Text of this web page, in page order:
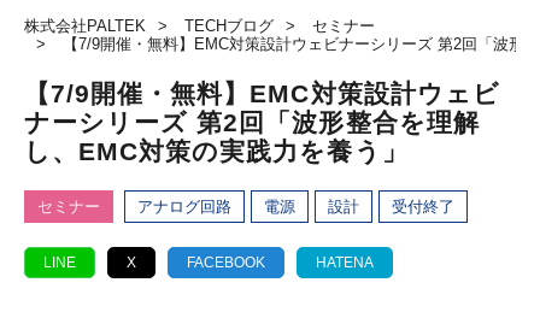
株式会社PALTEK TECHブログ
セミナー
【7/9開催・無料】EMC対策設計ウェビナーシリーズ 第2回「波形
【7/9開催・無料】EMC対策設計ウェビ
ナーシリーズ 第2回「波形整合を理解
し、EMC対策の実践力を養う」
セミナー アナログ回路 電源 設計 受付終了
LINE X FACEBOOK HATENA